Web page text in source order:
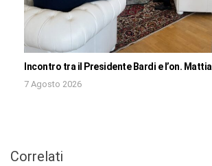
Incontro tra il Presidente Bardi e l’on. Mattia
7 Agosto 2026
Correlati